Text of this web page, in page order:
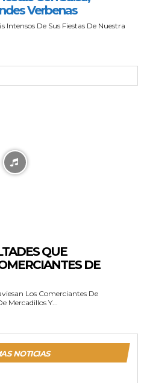
Verbenas
Intensos De Sus Fiestas De Nuestra
QUE
DE
Los Comerciantes De
Mercadillos Y...
NOTICIAS